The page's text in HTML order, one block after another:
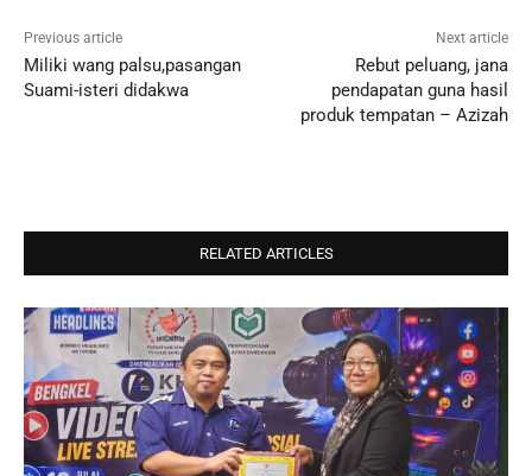
Previous article
Miliki wang palsu,pasangan
Suami-isteri didakwa
Next article
Rebut peluang, jana
pendapatan guna hasil
produk tempatan – Azizah
RELATED ARTICLES